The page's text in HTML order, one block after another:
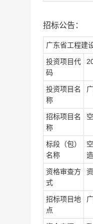
招标公告：
广东省工程建
投资项目代
码
投资项目名
称
招标项目名
称
标段（包）
名称
资格审查方
式
招标项目地
点